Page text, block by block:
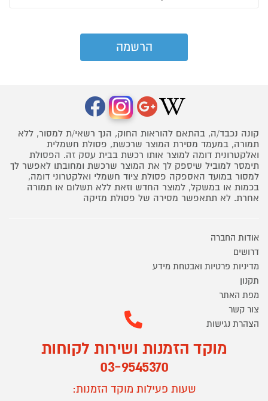
קונה נכבד/ה, בהתאם להוראות החוק, הנך רשאי/ת למסור, ללא
תמורה, במעמד מסירת המוצר שרכשת, פסולת חשמלית
ואלקטרונית דומה למוצר אותו רכשת בבית עסק זה. הפסולת
תימסר למוביל שיספק לך את המוצר שרכשת ומחובתו לאפשר לך
למסור במועד האספקה פסולת ציוד חשמלי ואלקטרוני דומה,
בכמות או במשקל, למוצר החדש וזאת ללא תשלום או תמורה
אחרת. לא תתאפשר מסירה של פסולת מזיקה
אודות החברה
דרושים
מדיניות פרטיות ואבטחת מידע
תקנון
מפת האתר
צור קשר
הצהרת נגישות
מוקד הזמנות ושירות לקוחות
03-9545370
שעות פעילות מוקד הזמנות: